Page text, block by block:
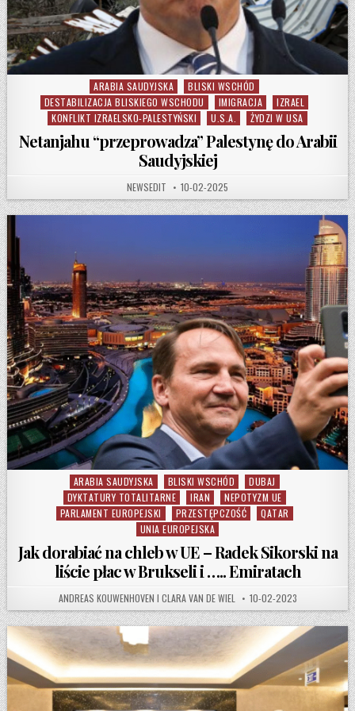
Posted in
ARABIA SAUDYJSKA
BLISKI WSCHÓD
DESTABILIZACJA BLISKIEGO WSCHODU
IMIGRACJA
IZRAEL
KONFLIKT IZRAELSKO-PALESTYŃSKI
U.S.A. ŻYDZI W USA
Netanjahu “przeprowadza” Palestynę do Arabii
Saudyjskiej
AUTHOR:
NEWSEDIT PUBLISHED DATE:
10-02-2025
Posted in
ARABIA SAUDYJSKA BLISKI WSCHÓD
DUBAJ
DYKTATURY TOTALITARNE
IRAN
NEPOTYZM UE
PARLAMENT EUROPEJSKI
PRZESTĘPCZOŚĆ
QATAR
UNIA EUROPEJSKA
Jak dorabiać na chleb w UE – Radek Sikorski na
liście płac w Brukseli i ….. Emiratach
AUTHOR:
ANDREAS KOUWENHOVEN I CLARA VAN DE WIEL PUBLISHED DATE:
10-02-2023